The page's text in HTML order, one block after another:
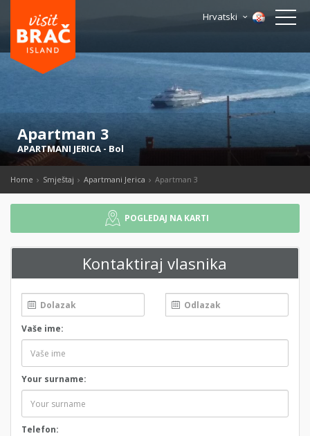
Hrvatski
Apartman 3
APARTMANI JERICA - Bol
Home Smještaj Apartmani Jerica Apartman 3
POGLEDAJ NA KARTI
Kontaktiraj vlasnika
Vaše ime:
Your surname:
Telefon: